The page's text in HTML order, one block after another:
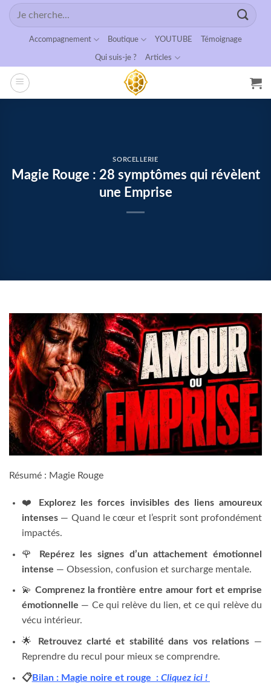
Passer
contenu
Recherche
pour :
Accompagnement Boutique YOUTUBE Témoignage
Qui suis-je ? Articles
SORCELLERIE
Magie Rouge : 28 symptômes qui révèlent
une Emprise
Résumé : Magie Rouge
❤️
Explorez les forces invisibles des liens amoureux
intenses— Quand le cœur et l’esprit sont profondément
impactés.
🌹
Repérez les signes d’un attachement émotionnel
intense — Obsession, confusion et surcharge mentale.
💫 Comprenez la frontière entre amour fort et emprise
émotionnelle — Ce qui relève du lien, et ce qui relève du
vécu intérieur.
🌟 Retrouvez clarté et stabilité dans vos relations —
Reprendre du recul pour mieux se comprendre.
📋Bilan : Magie noire et rouge : Cliquez ici !